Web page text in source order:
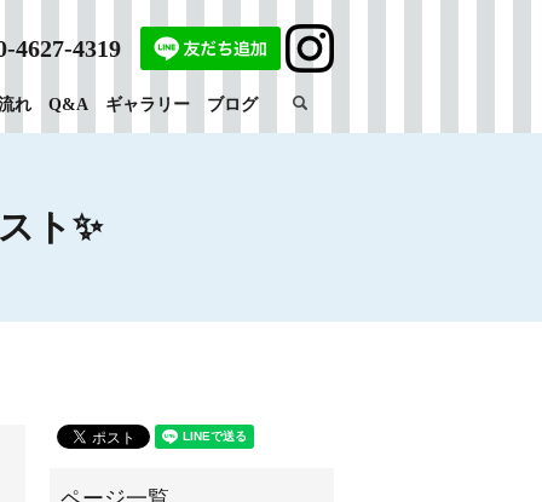
れ Q&A ギャラリー ブログ search
4627-4319
ト✨